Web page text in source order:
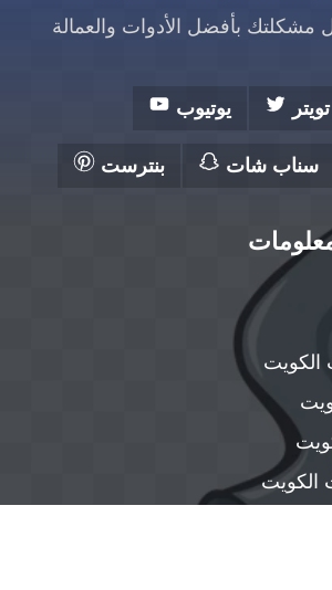
بأفضل الأدوات والعمالة
تويتر يوتيوب
سناب شات بنترست
الكويت